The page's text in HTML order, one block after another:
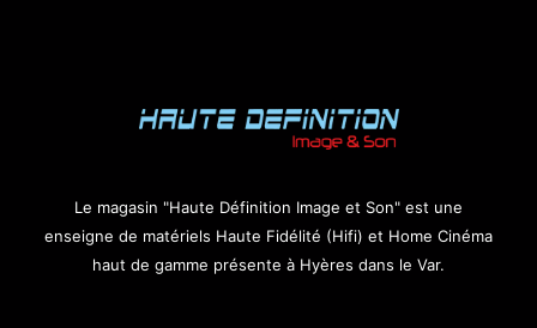
Le magasin "Haute Définition Image et Son" est une
enseigne de matériels Haute Fidélité (Hifi) et Home Cinéma
haut de gamme présente à Hyères dans le Var.